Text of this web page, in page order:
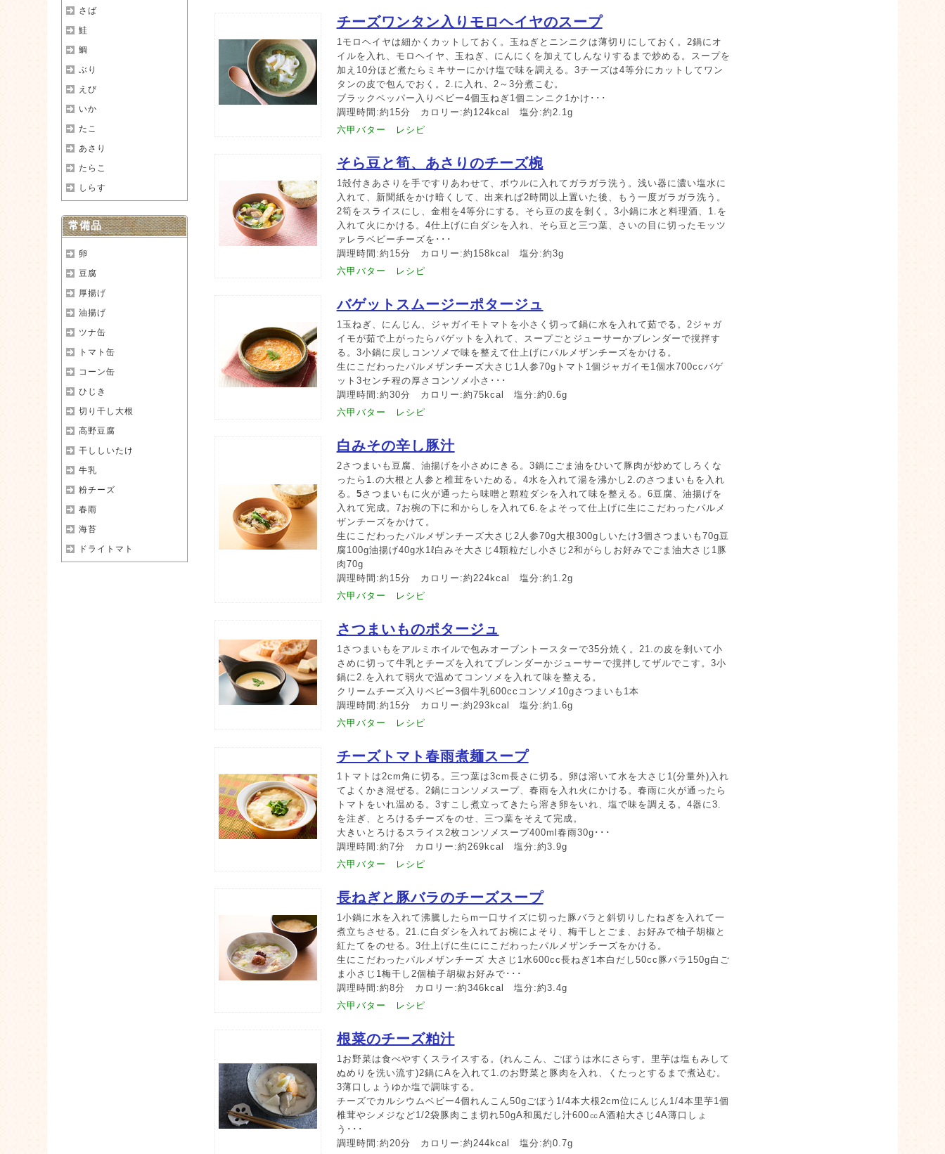
チーズワンタン入りモロヘイヤのスープ
1モロヘイヤは細かくカットしておく。玉ねぎとニンニクは薄切りにしておく。2鍋にオ
イルを入れ、モロヘイヤ、玉ねぎ、にんにくを加えてしんなりするまで炒める。スープを
加え10分ほど煮たらミキサーにかけ塩で味を調える。3チーズは4等分にカットしてワン
タンの皮で包んでおく。2.に入れ、2～3分煮こむ。
ブラックペッパー入りベビー4個玉ねぎ1個ニンニク1かけ･･･
調理時間:約15分 カロリー:約124kcal 塩分:約2.1g
六甲バター レシピ
そら豆と筍、あさりのチーズ椀
1殻付きあさりを手ですりあわせて、ボウルに入れてガラガラ洗う。浅い器に濃い塩水に
入れて、新聞紙をかけ暗くして、出来れば2時間以上置いた後、もう一度ガラガラ洗う。
2筍をスライスにし、金柑を4等分にする。そら豆の皮を剝く。3小鍋に水と料理酒、1.を
入れて火にかける。4仕上げに白ダシを入れ、そら豆と三つ葉、さいの目に切ったモッツ
ァレラベビーチーズを･･･
調理時間:約15分 カロリー:約158kcal 塩分:約3g
六甲バター レシピ
バゲットスムージーポタージュ
1玉ねぎ、にんじん、ジャガイモトマトを小さく切って鍋に水を入れて茹でる。2ジャガ
イモが茹で上がったらバゲットを入れて、スープごとジューサーかブレンダーで撹拌す
る。3小鍋に戻しコンソメで味を整えて仕上げにパルメザンチーズをかける。
生にこだわったパルメザンチーズ大さじ1人参70gトマト1個ジャガイモ1個水700ccバゲ
ット3センチ程の厚さコンソメ小さ･･･
調理時間:約30分 カロリー:約75kcal 塩分:約0.6g
六甲バター レシピ
白みその辛し豚汁
2さつまいも豆腐、油揚げを小さめにきる。3鍋にごま油をひいて豚肉が炒めてしろくな
ったら1.の大根と人参と椎茸をいためる。4水を入れて湯を沸かし2.のさつまいもを入れ
る。 5さつまいもに火が通ったら味噌と顆粒ダシを入れて味を整える。6豆腐、油揚げを
入れて完成。7お椀の下に和からしを入れて6.をよそって仕上げに生にこだわったパルメ
ザンチーズをかけて。
生にこだわったパルメザンチーズ大さじ2人参70g大根300gしいたけ3個さつまいも70g豆
腐100g油揚げ40g水1ℓ白みそ大さじ4顆粒だし小さじ2和がらしお好みでごま油大さじ1豚
肉70g
調理時間:約15分 カロリー:約224kcal 塩分:約1.2g
六甲バター レシピ
さつまいものポタージュ
1さつまいもをアルミホイルで包みオーブントースターで35分焼く。21.の皮を剝いて小
さめに切って牛乳とチーズを入れてブレンダーかジューサーで撹拌してザルでこす。3小
鍋に2.を入れて弱火で温めてコンソメを入れて味を整える。
クリームチーズ入りベビー3個牛乳600ccコンソメ10gさつまいも1本
調理時間:約15分 カロリー:約293kcal 塩分:約1.6g
六甲バター レシピ
チーズトマト春雨煮麺スープ
1トマトは2cm角に切る。三つ葉は3cm長さに切る。卵は溶いて水を大さじ1(分量外)入れ
てよくかき混ぜる。2鍋にコンソメスープ、春雨を入れ火にかける。春雨に火が通ったら
トマトをいれ温める。3すこし煮立ってきたら溶き卵をいれ、塩で味を調える。4器に3.
を注ぎ、とろけるチーズをのせ、三つ葉をそえて完成。
大きいとろけるスライス2枚コンソメスープ400ml春雨30g･･･
調理時間:約7分 カロリー:約269kcal 塩分:約3.9g
六甲バター レシピ
長ねぎと豚バラのチーズスープ
1小鍋に水を入れて沸騰したらm一口サイズに切った豚バラと斜切りしたねぎを入れて一
煮立ちさせる。21.に白ダシを入れてお椀によそり、梅干しとごま、お好みで柚子胡椒と
紅たてをのせる。3仕上げに生ににこだわったパルメザンチーズをかける。
生にこだわったパルメザンチーズ 大さじ1水600cc長ねぎ1本白だし50cc豚バラ150g白ご
ま小さじ1梅干し2個柚子胡椒お好みで･･･
調理時間:約8分 カロリー:約346kcal 塩分:約3.4g
六甲バター レシピ
根菜のチーズ粕汁
1お野菜は食べやすくスライスする。(れんこん、ごぼうは水にさらす。里芋は塩もみして
ぬめりを洗い流す)2鍋にAを入れて1.のお野菜と豚肉を入れ、くたっとするまで煮込む。
3薄口しょうゆか塩で調味する。
チーズでカルシウムベビー4個れんこん50gごぼう1/4本大根2cm位にんじん1/4本里芋1個
椎茸やシメジなど1/2袋豚肉こま切れ50gA和風だし汁600㏄A酒粕大さじ4A薄口しょ
う･･･
調理時間:約20分 カロリー:約244kcal 塩分:約0.7g
さば
鮭
鯛
ぶり
えび
いか
たこ
あさり
たらこ
しらす
常備品
卵
豆腐
厚揚げ
油揚げ
ツナ缶
トマト缶
コーン缶
ひじき
切り干し大根
高野豆腐
干ししいたけ
牛乳
粉チーズ
春雨
海苔
ドライトマト